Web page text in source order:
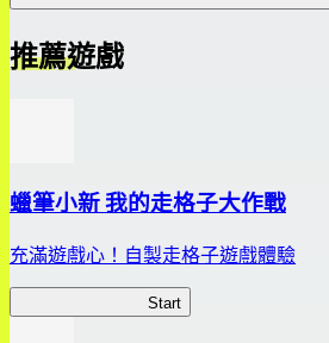
推薦遊戲
蠟筆小新 我的走格子大作戰
充滿遊戲心！自製走格子遊戲體驗
Start